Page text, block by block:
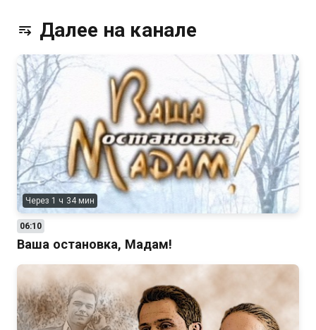
Далее на канале
Через 1 ч 34 мин
06:10
Ваша остановка, Мадам!